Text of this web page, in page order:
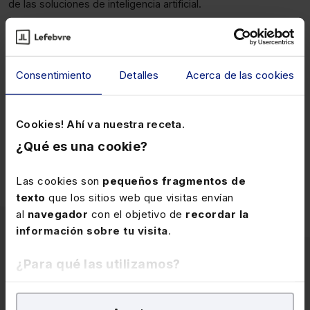
Consentimiento Detalles Acerca de las cookies
Cookies! Ahí va nuestra receta.
¿Qué es una cookie?
Las cookies son pequeños fragmentos de
texto que los sitios web que visitas envían
al navegador con el objetivo de recordar la
información sobre tu visita.
¿Para qué las utilizamos?
En Lefebvre utilizamos las cookies confines
de las soluciones de inteligencia artificial.
Olivier Campenon
, presidente del Consejo de Lefebvre
Sarrut, señala: "Estamos orgullosos de formar parte de una
suministro de soluciones de IA legal, lo que nuestros clientes
nosotros es información rigurosa, tecnología fiable y soporte".
Contenido